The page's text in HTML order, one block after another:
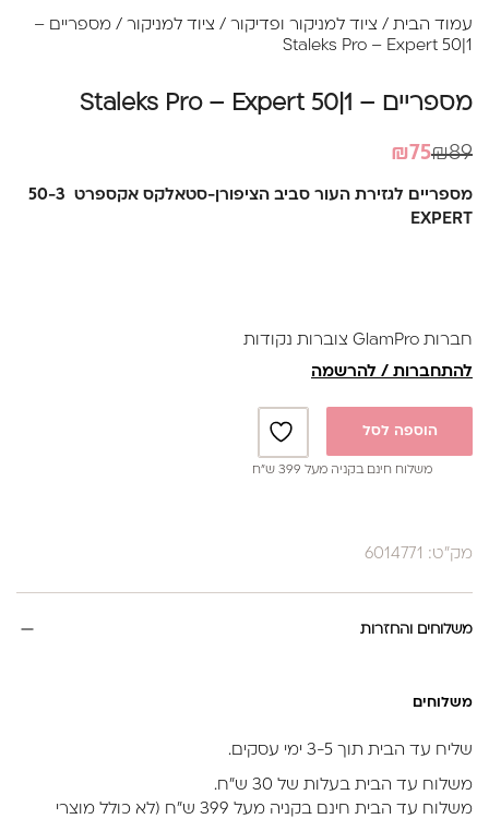
עמוד הבית / ציוד למניקור ופדיקור / ציוד למניקור / מספריים –
Staleks Pro – Expert 50|1
מספריים – Staleks Pro – Expert 50|1
₪89
המחיר
היה:
₪75
המחיר
הוא:
מספריים לגזירת העור סביב הציפורן-סטאלקס אקספרט 50-3
EXPERT
חברות GlamPro צוברות נקודות
להתחברות / להרשמה
הוספה לסל
משלוח חינם בקניה מעל 399 ש”ח
מק"ט: 6014771
משלוחים והחזרות
משלוחים
שליח עד הבית תוך 3-5 ימי עסקים.
משלוח עד הבית בעלות של 30 ש״ח.
משלוח עד הבית חינם בקניה מעל 399 ש״ח (לא כולל מוצרי